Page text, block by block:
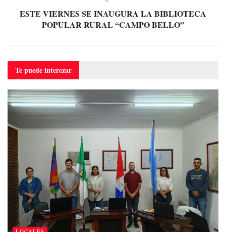
ESTE VIERNES SE INAUGURA LA BIBLIOTECA
POPULAR RURAL “CAMPO BELLO”
Te puedeinterezar